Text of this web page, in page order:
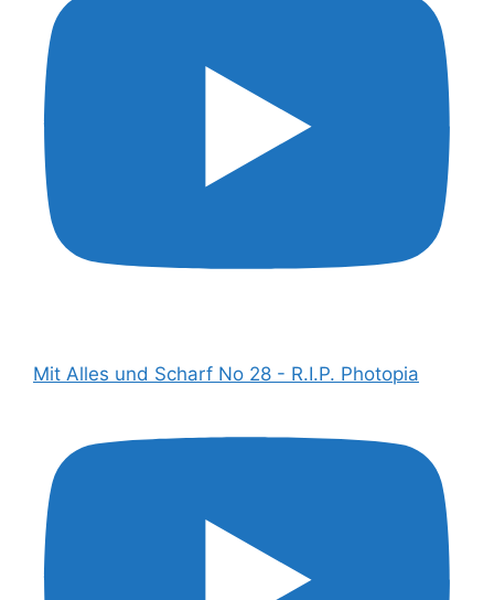
Mit Alles und Scharf No 28 - R.I.P. Photopia